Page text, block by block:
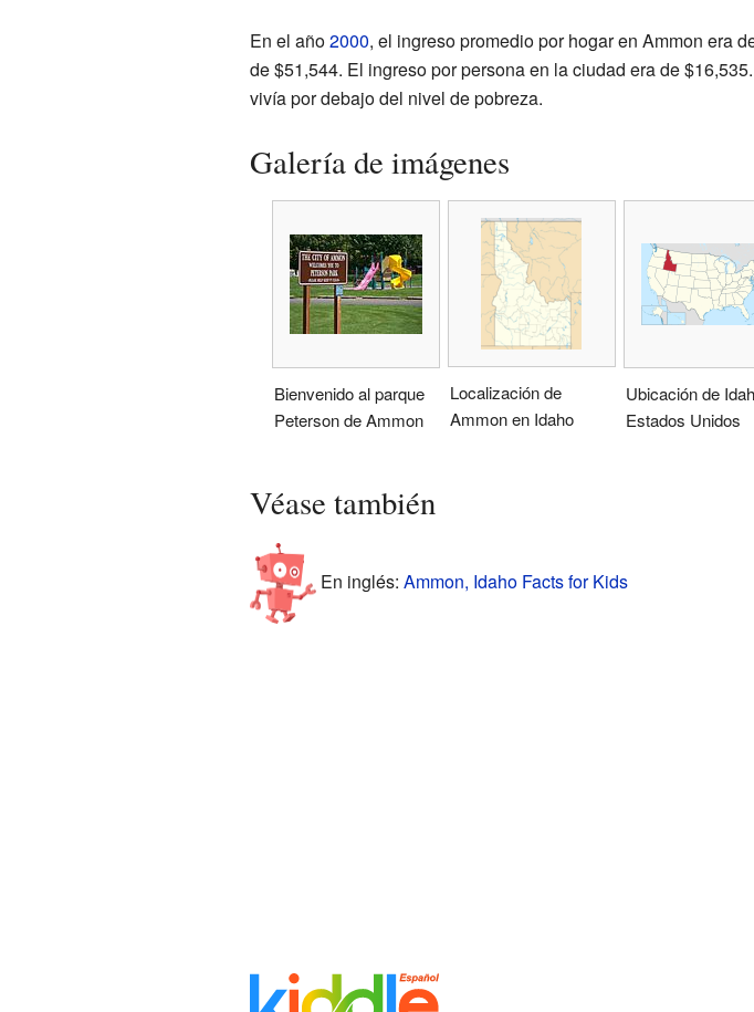
En el año2000, el ingreso promedio por hogar en Ammon era
de $51,544. El ingreso por persona en la ciudad era de
vivía por debajo del nivel de pobreza.
Galería de imágenes
Bienvenido al parque
Peterson de Ammon
Localización de
Ammon en Idaho
Ubicación de
Estados Unidos
Véase también
En inglés: Ammon, Idaho Facts for Kids